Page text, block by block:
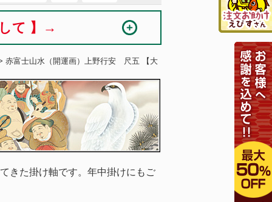
して 】→
赤富士山水（開運画）上野行安 尺五 【大
きた掛け軸です。年中掛けにもご